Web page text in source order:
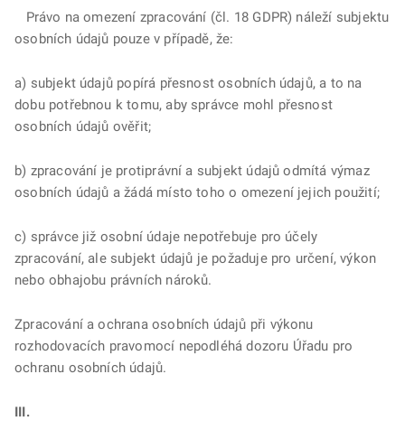
Právo na omezení zpracování (čl. 18 GDPR) náleží subjektu
osobních údajů pouze v případě, že:
a) subjekt údajů popírá přesnost osobních údajů, a to na
dobu potřebnou k tomu, aby správce mohl přesnost
osobních údajů ověřit;
b) zpracování je protiprávní a subjekt údajů odmítá výmaz
osobních údajů a žádá místo toho o omezení jejich použití;
c) správce již osobní údaje nepotřebuje pro účely
zpracování, ale subjekt údajů je požaduje pro určení, výkon
nebo obhajobu právních nároků.
Zpracování a ochrana osobních údajů při výkonu
rozhodovacích pravomocí nepodléhá dozoru Úřadu pro
ochranu osobních údajů.
III.